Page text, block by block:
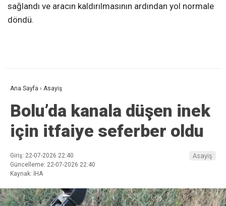
sağlandı ve aracın kaldırılmasının ardından yol normale
döndü.
Ana Sayfa › Asayiş
Bolu’da kanala düşen inek
için itfaiye seferber oldu
Giriş: 22-07-2026 22:40
Güncelleme: 22-07-2026 22:40
Kaynak: İHA
Asayiş